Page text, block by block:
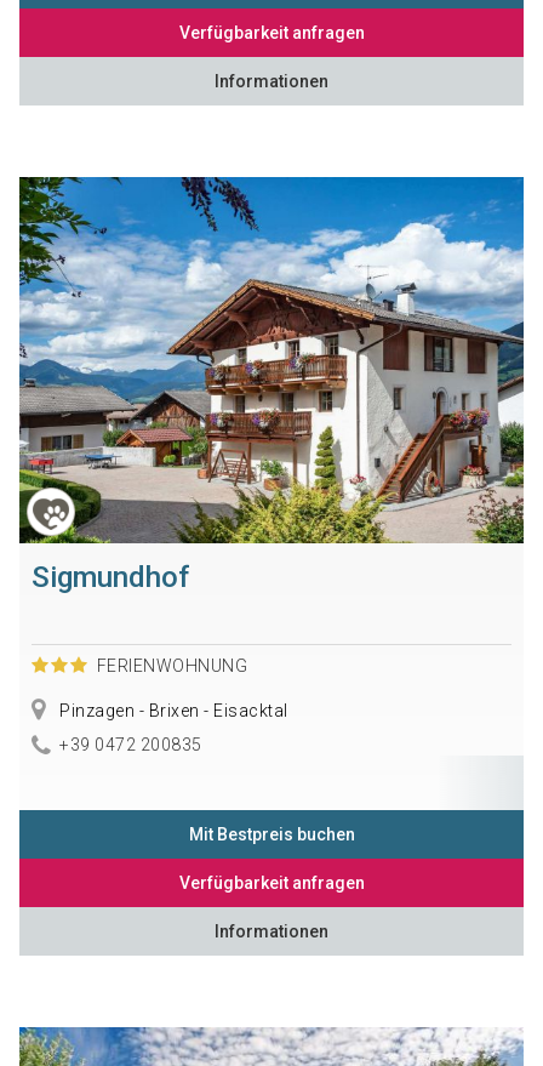
Verfügbarkeit anfragen
Informationen
Sigmundhof
FERIENWOHNUNG
Pinzagen - Brixen - Eisacktal
+39 0472 200835
Mit Bestpreis buchen
Verfügbarkeit anfragen
Informationen